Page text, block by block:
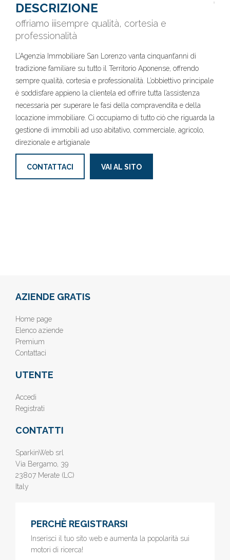
DESCRIZIONE
offriamo iiisempre qualità, cortesia e
professionalità
L’Agenzia Immobiliare San Lorenzo vanta cinquant’anni di
tradizione familiare su tutto il Territorio Aponense, offrendo
sempre qualità, cortesia e professionalità. L’obbiettivo principale
è soddisfare appieno la clientela ed offrire tutta l’assistenza
necessaria per superare le fasi della compravendita e della
locazione immobiliare. Ci occupiamo di tutto ciò che riguarda la
gestione di immobili ad uso abitativo, commerciale, agricolo,
direzionale e artigianale
CONTATTACI VAI AL SITO
AZIENDE GRATIS
Home page
Elenco aziende
Premium
Contattaci
UTENTE
Accedi
Registrati
CONTATTI
SparkinWeb srl
Via Bergamo, 39
23807 Merate (LC)
Italy
PERCHÈ REGISTRARSI
Inserisci il tuo sito web e aumenta la popolarità sui
motori di ricerca!